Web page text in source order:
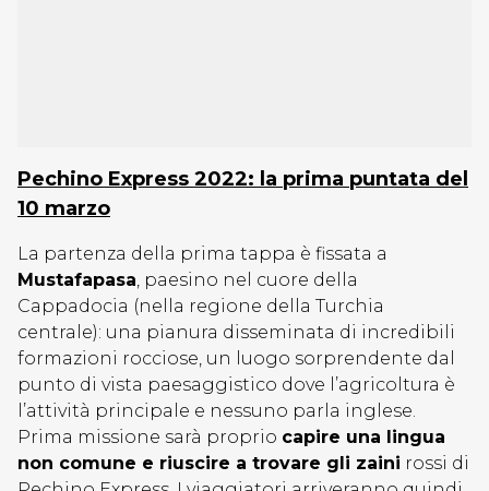
Pechino Express 2022: la prima puntata del
10 marzo
La partenza della prima tappa è fissata a
Mustafapasa, paesino nel cuore della
Cappadocia (nella regione della Turchia
centrale): una pianura disseminata di incredibili
formazioni rocciose, un luogo sorprendente dal
punto di vista paesaggistico dove l’agricoltura è
l’attività principale e nessuno parla inglese.
Prima missione sarà proprio capire una lingua
non comune e riuscire a trovare gli zaini rossi di